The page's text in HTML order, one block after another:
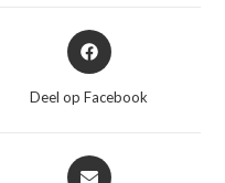
Opent
in
nieuw
Deel op Facebook
Opent